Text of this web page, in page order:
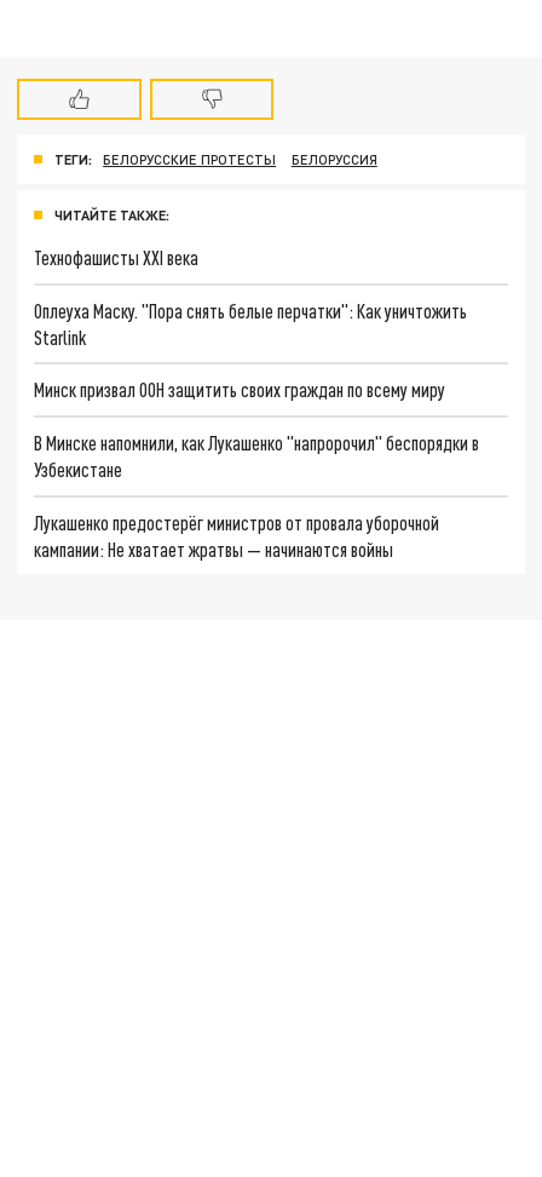
ТЕГИ: БЕЛОРУССКИЕ ПРОТЕСТЫ БЕЛОРУССИЯ
ЧИТАЙТЕ ТАКЖЕ:
Технофашисты XXI века
Оплеуха Маску. "Пора снять белые перчатки": Как уничтожить
Starlink
Минск призвал ООН защитить своих граждан по всему миру
В Минске напомнили, как Лукашенко "напророчил" беспорядки в
Узбекистане
Лукашенко предостерёг министров от провала уборочной
кампании: Не хватает жратвы — начинаются войны